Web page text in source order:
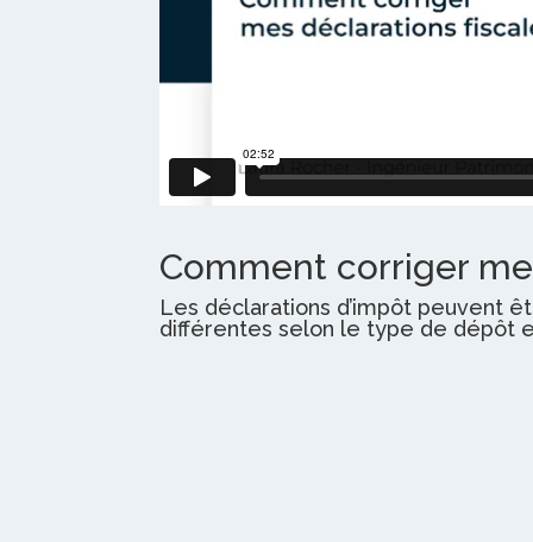
Comment corriger
Les déclarations d’impôt peuvent
différentes selon le type de dépôt